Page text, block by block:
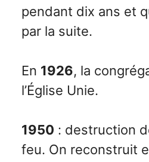
pendant dix ans et
par la suite.
En 1926, la
l’Église Unie.
1950 : destruction
feu. On reconstruit